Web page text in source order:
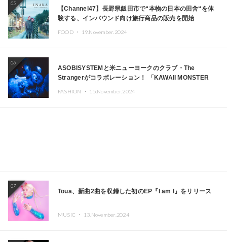
05
【Channel47】長野県飯田市で“本物の日本の田舎“を体
験する、インバウンド向け旅行商品の販売を開始
FOOD ・ 19.November.2024
06
ASOBISYSTEMと米ニューヨークのクラブ・The
Strangerがコラボレーション！ 「KAWAII MONSTER
FASHION ・ 15.November.2024
07
Toua、新曲2曲を収録した初のEP『I am I』をリリース
MUSIC ・ 13.November.2024